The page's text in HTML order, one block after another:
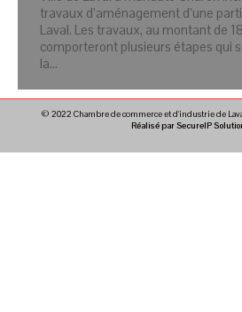
travaux d’aménagement d’une
Laval. Les travaux, au montant de
comporteront plusieurs étapes qui
la…
© 2022 Chambre de commerce et d'industrie de
Réalisé par SecureIP